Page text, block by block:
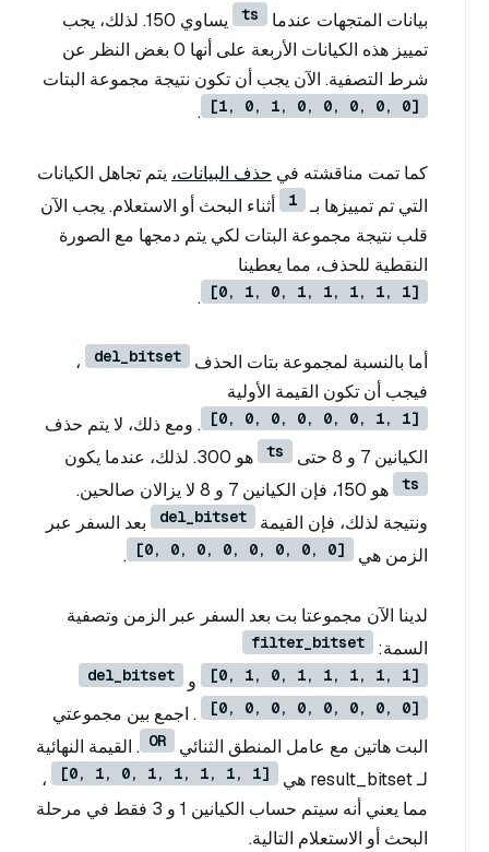
بيانات المتجهات عندما
ts
يساوي 150. لذلك، يجب
تمييز هذه الكيانات الأربعة على أنها 0 بغض النظر عن
شرط التصفية. الآن يجب أن تكون نتيجة مجموعة البتات
[1, 0, 1, 0, 0, 0, 0, 0]
.
كما تمت مناقشته في حذف البيانات، يتم تجاهل الكيانات
التي تم تمييزها بـ
1
أثناء البحث أو الاستعلام. يجب الآن
قلب نتيجة مجموعة البتات لكي يتم دمجها مع الصورة
النقطية للحذف، مما يعطينا
[0, 1, 0, 1, 1, 1, 1, 1]
.
أما بالنسبة لمجموعة بتات الحذف del_bitset
،
فيجب أن تكون القيمة الأولية
[0, 0, 0, 0, 0, 0, 1, 1] . ومع ذلك، لا يتم حذف
الكيانين 7 و 8 حتى
ts هو 300. لذلك، عندما يكون
ts
هو 150، فإن الكيانين 7 و 8 لا يزالان صالحين.
ونتيجة لذلك، فإن القيمة
del_bitset
بعد السفر عبر
الزمن هي
[0, 0, 0, 0, 0, 0, 0, 0]
.
لدينا الآن مجموعتا بت بعد السفر عبر الزمن وتصفية
السمة:
filter_bitset
[0, 1, 0, 1, 1, 1, 1, 1]
و
del_bitset
[0, 0, 0, 0, 0, 0, 0, 0]
. اجمع بين مجموعتي
البت هاتين مع عامل المنطق الثنائي
OR . القيمة النهائية
لـ result_bitset هي
[0, 1, 0, 1, 1, 1, 1, 1]
،
مما يعني أنه سيتم حساب الكيانين 1 و 3 فقط في مرحلة
البحث أو الاستعلام التالية.